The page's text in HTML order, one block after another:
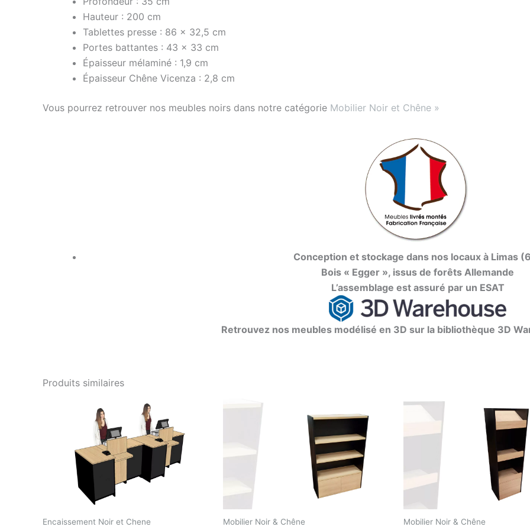
Hauteur : 200 cm
Tablettes presse : 86 x 32,5 cm
Portes battantes : 43 x 33 cm
Épaisseur mélaminé : 1,9 cm
Épaisseur Chêne Vicenza : 2,8 cm
Vous pourrez retrouver nos meubles noirs dans notre catégorie Mobilier Noir et Chêne »
Conception et stockage dans nos locaux à Limas
Bois « Egger », issus de forêts Allemande
L’assemblage est assuré par un ESAT
Retrouvez nos meubles modélisé en 3D sur la bibliothèque 3D
Produits similaires
Encaissement Noir et Chene Mobilier Noir & Chêne Mobilier Noir & Chêne